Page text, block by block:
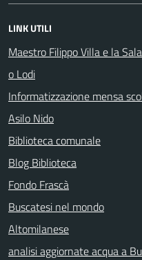
LINK UTILI
Maestro Filippo Villa e la
o Lodi
Informatizzazione mensa
Asilo Nido
Biblioteca comunale
Blog Biblioteca
Fondo Frascà
Buscatesi nel mondo
Altomilanese
analisi aggiornate acqua a